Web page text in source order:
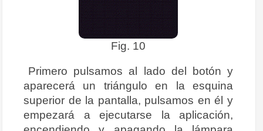
Fig. 10
Primero pulsamos al lado del botón y
aparecerá un triángulo en la esquina
superior de la pantalla, pulsamos en él y
empezará a ejecutarse la aplicación,